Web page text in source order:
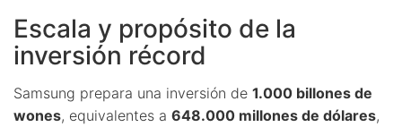
Escala y propósito de la
inversión récord
Samsung prepara una inversión de 1.000 billones de
wones, equivalentes a 648.000 millones de dólares,